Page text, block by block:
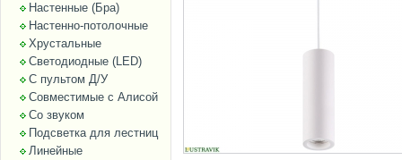
Настенные (Бра)
Настенно-потолочные
Хрустальные
Светодиодные (LED)
С пультом Д/У
Совместимые с Алисой
Со звуком
Подсветка для лестниц
Линейные